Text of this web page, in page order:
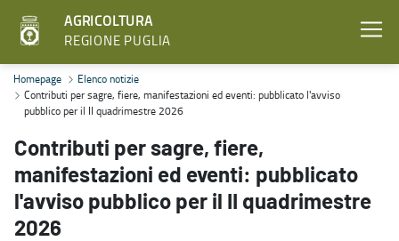
AGRICOLTURA
REGIONE PUGLIA
Contributi per sagre, fiere, manifestazioni ed eventi: pubblicato
Homepage
Elenco notizie
Contributi per sagre, fiere, manifestazioni ed eventi: pubblicato l'avviso
pubblico per il II quadrimestre 2026
Contributi per sagre, fiere,
manifestazioni ed eventi: pubblicato
l'avviso pubblico per il II quadrimestre
2026